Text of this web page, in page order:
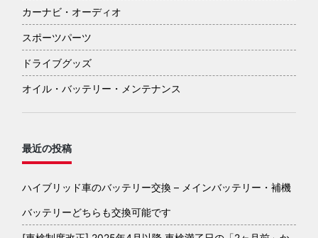
カーナビ・オーディオ
スポーツパーツ
ドライブグッズ
オイル・バッテリー・メンテナンス
最近の投稿
ハイブリッド車のバッテリー交換 – メインバッテリー・補機
バッテリーどちらも交換可能です